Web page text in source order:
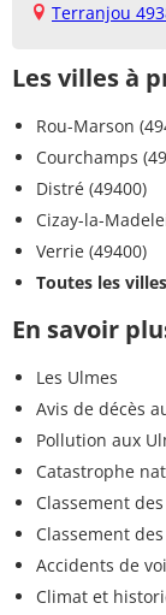
Terranjou
Les villes à
Rou-Marson
Courchamps
Distré (49400)
Cizay-la-
Verrie (49400)
Toutes les villes
En savoir
Les Ulmes
Avis de décès
Pollution aux
Catastrophe
Classement
Classement
Accidents de
Climat et